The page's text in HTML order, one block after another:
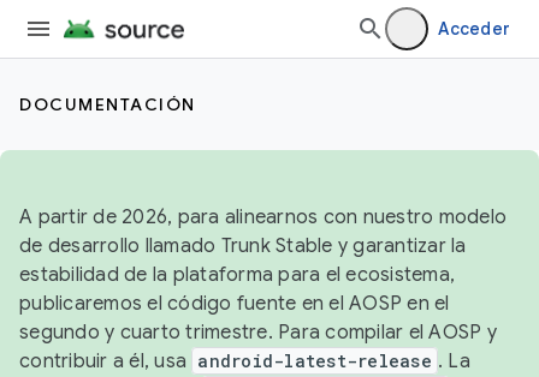
Acceder
DOCUMENTACIÓN
A partir de 2026, para alinearnos con nuestro modelo
de desarrollo llamado Trunk Stable y garantizar la
estabilidad de la plataforma para el ecosistema,
publicaremos el código fuente en el AOSP en el
segundo y cuarto trimestre. Para compilar el AOSP y
contribuir a él, usa android-latest-release . La